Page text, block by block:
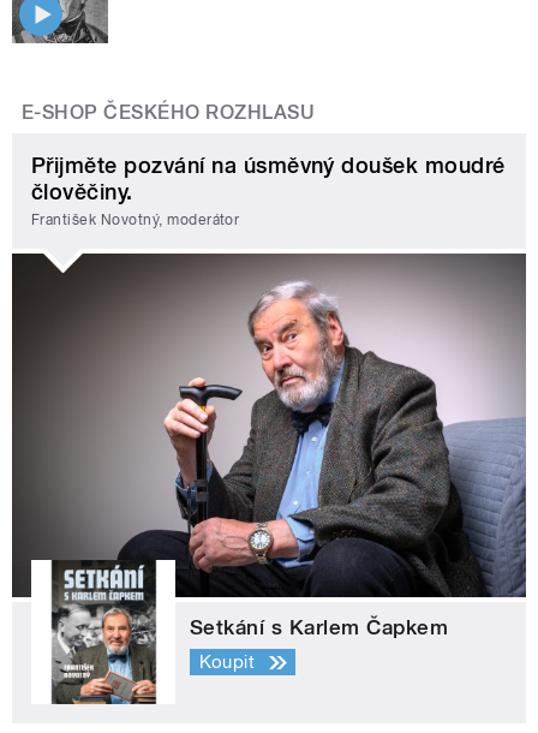
E-SHOP ČESKÉHO ROZHLASU
Přijměte pozvání na úsměvný doušek moudré
člověčiny.
František Novotný, moderátor
Setkání s Karlem Čapkem
Koupit